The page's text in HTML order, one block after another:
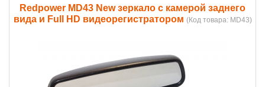
Redpower MD43 New зеркало с камерой заднего
вида и Full HD видеорегистратором (Код товара: MD43)